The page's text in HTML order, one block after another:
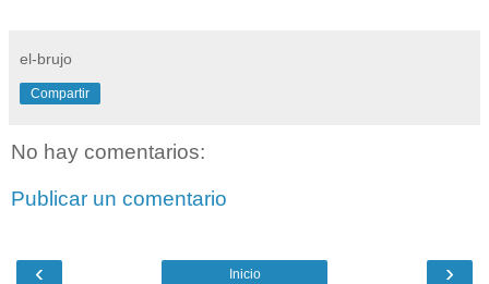
el-brujo
Compartir
No hay comentarios:
Publicar un comentario
‹ ›
Inicio